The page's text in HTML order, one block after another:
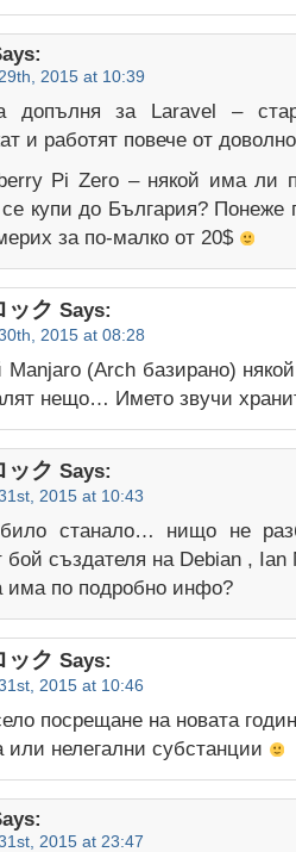
2015 at 10:39
допълня за Laravel –
и работят повече от
Pi Zero – някой има ли
купи до България? Понеже
за по-малко от 20$
ック Says:
2015 at 08:28
Manjaro (Arch базирано)
нещо… Името звучи
ック Says:
2015 at 10:43
било станало… нищо не
бой създателя на Debian ,
има по подробно инфо?
ック Says:
2015 at 10:46
посрещане на новата
или нелегални субстанции
2015 at 23:47